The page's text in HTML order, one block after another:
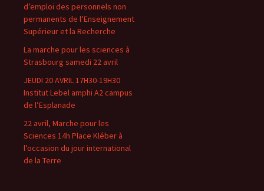
d’emploi des personnels non
permanents de l’Enseignement
Supérieur et la Recherche
La marche pour les sciences à
Strasbourg samedi 22 avril
JEUDI 20 AVRIL 17H30-19H30
Institut Lebel amphi A2 campus
de l’Esplanade
22 avril, Marche pour les
Sciences 14h Place Kléber à
l’occasion du jour international
de la Terre